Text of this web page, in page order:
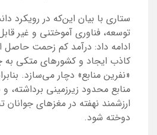
ستاری با بیان این‌که در رویکرد
توسعه، فناوری آموختنی و غیر
ادامه داد: درآمد کم‌ زحمت حاصل
کاذب ایجاد و کشورهای متکی به
«نفرین منابع» دچار می‌سازد.
منابع محدود زیرزمینی برداشته، و
ارزشمند نهفته در مغزهای
دوخته شود.